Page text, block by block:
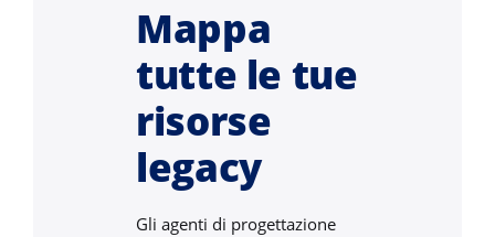
Mappa
tutte le tue
risorse
legacy
Gli agenti di progettazione